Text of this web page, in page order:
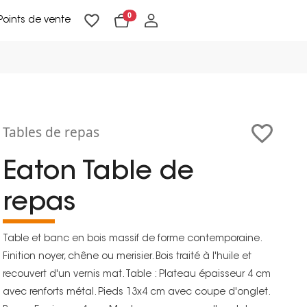
de vente 0
Tables de repas
Eaton Table de
repas
Table et banc en bois massif de forme contemporaine.
Finition noyer, chêne ou merisier. Bois traité à l'huile et
recouvert d'un vernis mat. Table : Plateau épaisseur 4 cm
avec renforts métal. Pieds 13x4 cm avec coupe d'onglet.